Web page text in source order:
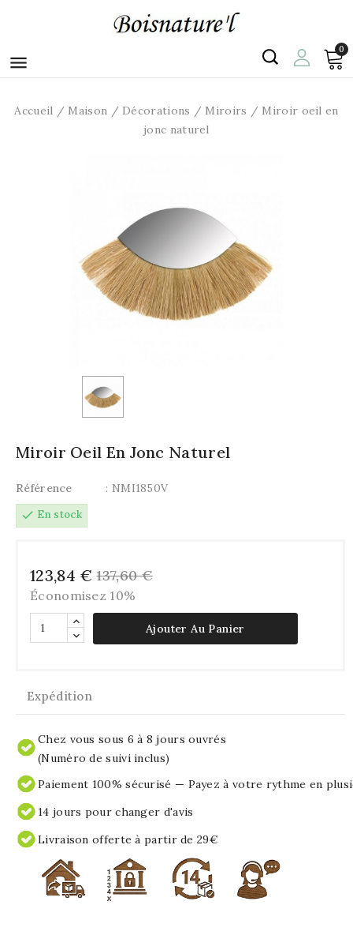

0
Accueil Maison Décorations Miroirs
Miroir oeil en
jonc naturel
Miroir Oeil En Jonc Naturel
Référence
: NMI1850V
check En stock
123,84 € 137,60 €
Économisez 10%
Ajouter Au Panier
Expédition
Chez vous sous 6 à 8 jours ouvrés
(Numéro de suivi inclus)
Paiement 100% sécurisé — Payez à votre rythme en
14 jours pour changer d'avis
Livraison offerte à partir de 29€